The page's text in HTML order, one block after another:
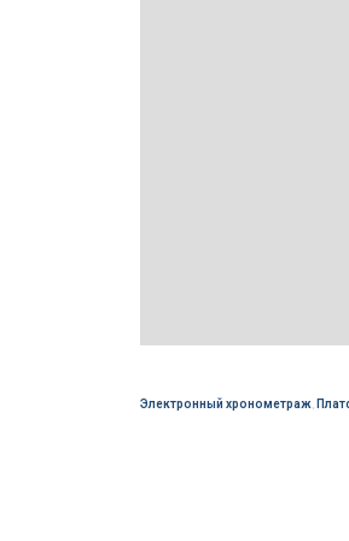
Электронный хронометраж